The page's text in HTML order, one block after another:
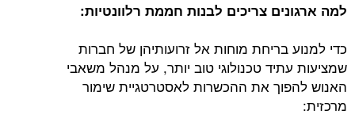
למה ארגונים צריכים לבנות חממת רלוונטיות:
כדי למנוע בריחת מוחות אל זרועותיהן של חברות
שמציעות עתיד טכנולוגי טוב יותר, על מנהל משאבי
האנוש להפוך את ההכשרות לאסטרטגיית שימור
מרכזית: